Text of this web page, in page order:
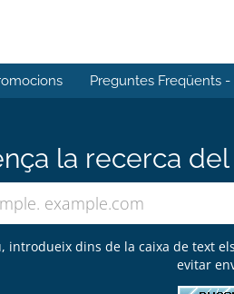
Preguntes Freqüents -
la recerca
introdueix dins de la caixa de text
evitar